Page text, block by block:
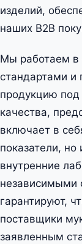
изделий,
наших B2B
Мы работаем в
стандартами и
продукцию
качества,
включает в
показатели,
внутренние
независимыми
гарантируют,
поставщики
заявленным